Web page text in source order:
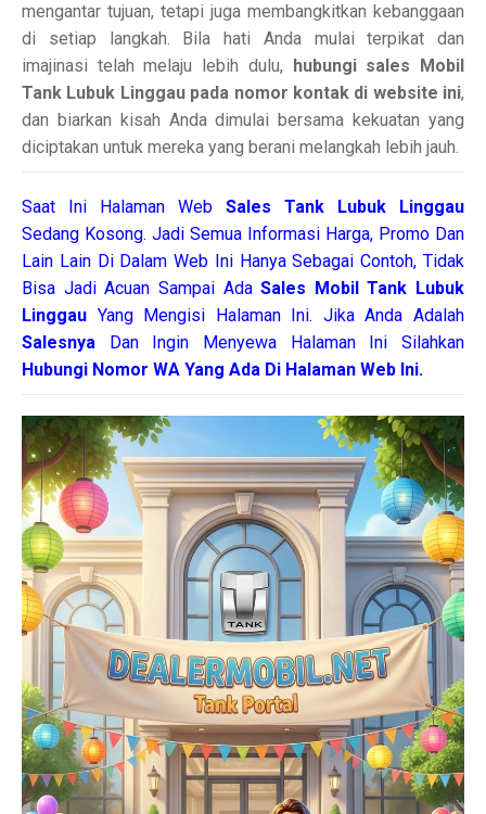
mengantar tujuan, tetapi juga membangkitkan kebanggaan
di setiap langkah. Bila hati Anda mulai terpikat dan
imajinasi telah melaju lebih dulu,
hubungi sales Mobil
Tank Lubuk Linggau pada nomor kontak di website ini,
dan biarkan kisah Anda dimulai bersama kekuatan yang
diciptakan untuk mereka yang berani melangkah lebih jauh.
Saat Ini Halaman Web Sales
Tank Lubuk Linggau
Sedang Kosong. Jadi Semua Informasi Harga, Promo Dan
Lain Lain Di Dalam Web Ini Hanya Sebagai Contoh, Tidak
Bisa Jadi Acuan Sampai AdaSales Mobil Tank Lubuk
Linggau Yang Mengisi Halaman Ini. Jika Anda Adalah
Salesnya Dan Ingin Menyewa Halaman Ini Silahkan
Hubungi Nomor WA Yang Ada Di Halaman Web Ini.